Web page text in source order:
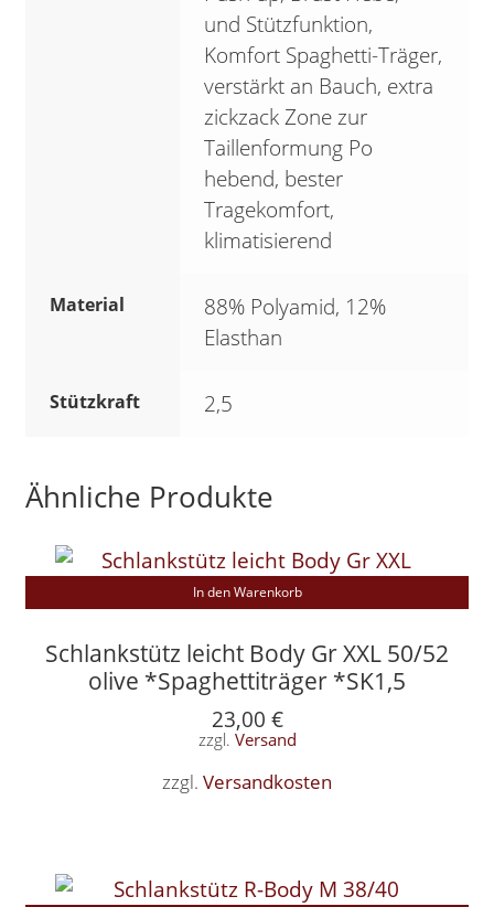
und Stützfunktion,
Komfort Spaghetti-Träger,
verstärkt an Bauch, extra
zickzack Zone zur
Taillenformung Po
hebend, bester
Tragekomfort,
klimatisierend
Material
88% Polyamid, 12%
Elasthan
Stützkraft 2,5
Ähnliche Produkte
Schlankstütz leicht Body Gr XXL 50/52
olive *Spaghettiträger *SK1,5
23,00 €
zzgl. Versand
zzgl. Versandkosten
In den Warenkorb